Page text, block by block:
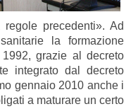
precedenti». Ad
la formazione
grazie al decreto
integrato dal decreto
gennaio 2010 anche i
a maturare un certo